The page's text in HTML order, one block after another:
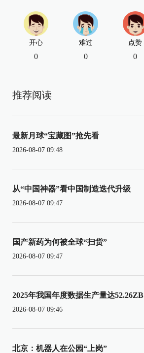
开心
0
难过
0
点赞
0
推荐阅读
最新月球“宝藏图”抢先看
2026-08-07 09:48
从“中国神器”看中国制造迭代升级
2026-08-07 09:47
国产新药为何被全球“扫货”
2026-08-07 09:47
2025年我国年度数据生产量达52.26ZB
2026-08-07 09:46
北京：机器人在公园“上岗”